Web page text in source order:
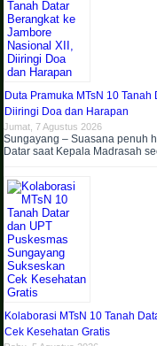
Duta Pramuka MTsN 10
Diiringi Doa dan Harapan
Jumat, 7 Agustus 2026
Sungayang – Suasana penuh
Datar saat Kepala Madrasah
Kolaborasi MTsN 10 Tanah
Cek Kesehatan Gratis